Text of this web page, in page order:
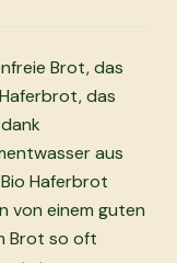
Brot, das
das
aus
Haferbrot
von einem guten
Brot so oft